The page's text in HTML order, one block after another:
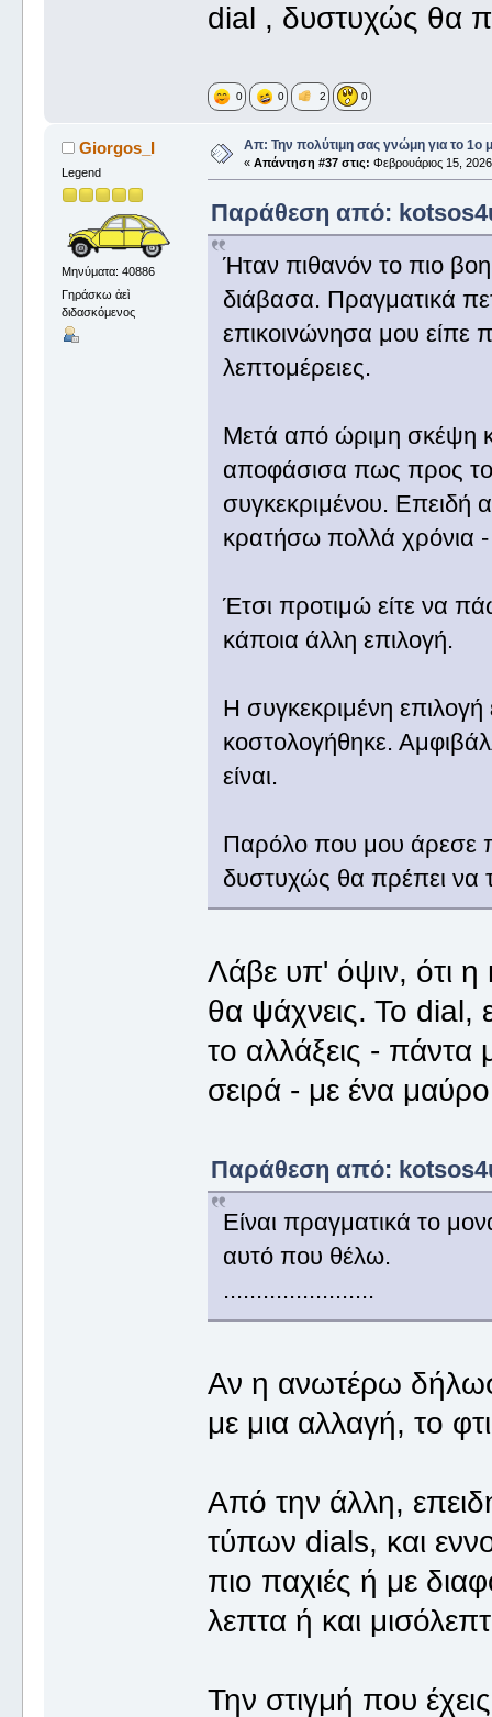
dial , δυστυχώς θα
0 0 2 0
Giorgos_I
Legend
Μηνύματα: 40886
Γηράσκω ἀεὶ
διδασκόμενος
Απ: Την πολύτιμη σας γνώμη για το 1ο
« Απάντηση #37 στις: Φεβρουάριος 15,
Παράθεση από:
Ήταν πιθανόν το πιο
διάβασα. Πραγματικά
επικοινώνησα μου είπε
λεπτομέρειες.
Μετά από ώριμη σκέψη
αποφάσισα πως προς
συγκεκριμένου. Επειδή
κρατήσω πολλά χρόνια
Έτσι προτιμώ είτε να
κάποια άλλη επιλογή.
Η συγκεκριμένη επιλογή
κοστολογήθηκε.
είναι.
Παρόλο που μου άρεσε
δυστυχώς θα πρέπει
Λάβε υπ' όψιν, ότι η
θα ψάχνεις. Το dial,
το αλλάξεις - πάντα
σειρά - με ένα
Παράθεση από:
Είναι πραγματικά το
αυτό που θέλω.
.......................
Αν η ανωτέρω
με μια αλλαγή, το
Από την άλλη,
τύπων dials, και
πιο παχιές ή με
λεπτα ή και
Την στιγμή που